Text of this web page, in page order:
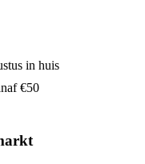
in huis
€50